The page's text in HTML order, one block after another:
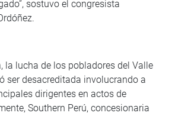
sostuvo el congresista
la lucha de los pobladores del Valle
ser desacreditada involucrando a
dirigentes en actos de
Southern Perú, concesionaria